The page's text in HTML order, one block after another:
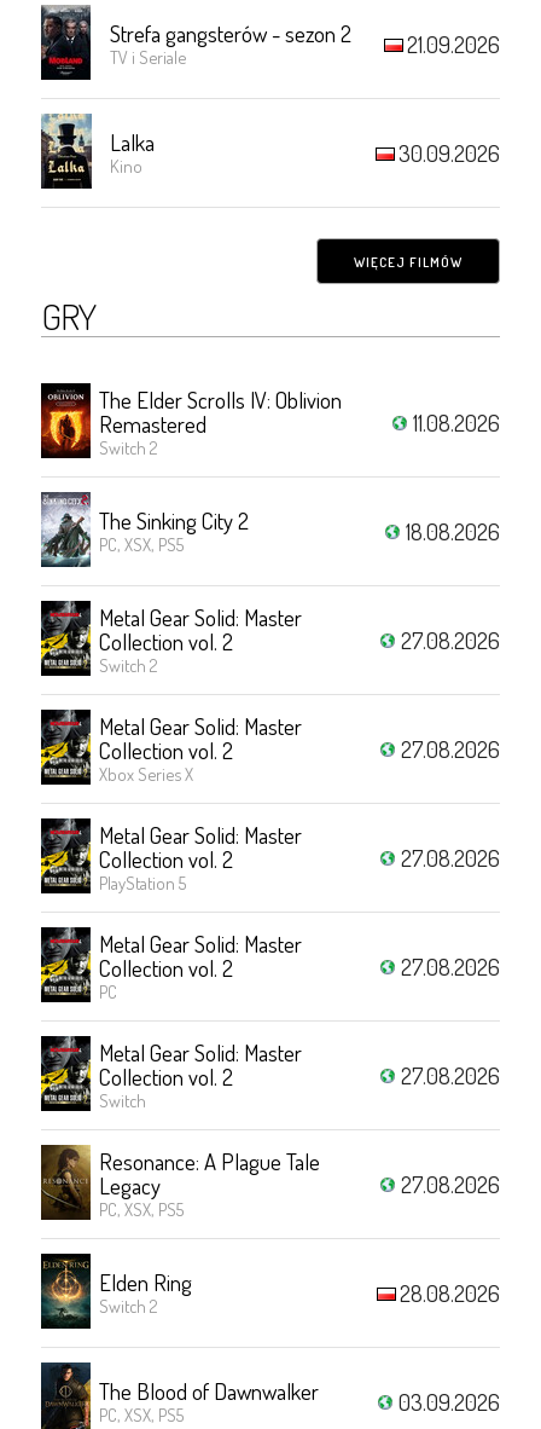
Strefa gangsterów - sezon 2
TV i Seriale 21.09.2026
Lalka
Kino 30.09.2026
WIĘCEJ FILMÓW
GRY
The Elder Scrolls IV: Oblivion
Remastered
Switch 2
11.08.2026
The Sinking City 2
PC, XSX, PS5 18.08.2026
Metal Gear Solid: Master
Collection vol. 2
Switch 2
27.08.2026
Metal Gear Solid: Master
Collection vol. 2
Xbox Series X
27.08.2026
Metal Gear Solid: Master
Collection vol. 2
PlayStation 5
27.08.2026
Metal Gear Solid: Master
Collection vol. 2
PC
27.08.2026
Metal Gear Solid: Master
Collection vol. 2
Switch
27.08.2026
Resonance: A Plague Tale
Legacy
PC, XSX, PS5
27.08.2026
Elden Ring
Switch 2 28.08.2026
The Blood of Dawnwalker
PC, XSX, PS5 03.09.2026